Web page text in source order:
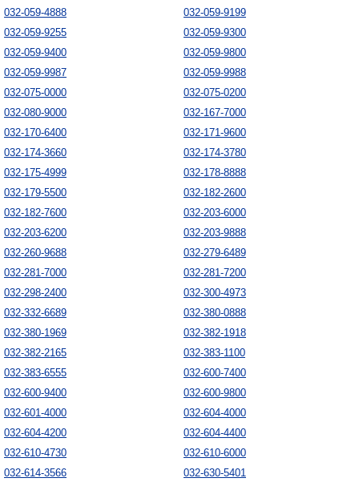
032-059-4888
032-059-9199
032-059-9255
032-059-9300
032-059-9400
032-059-9800
032-059-9987
032-059-9988
032-075-0000
032-075-0200
032-080-9000
032-167-7000
032-170-6400
032-171-9600
032-174-3660
032-174-3780
032-175-4999
032-178-8888
032-179-5500
032-182-2600
032-182-7600
032-203-6000
032-203-6200
032-203-9888
032-260-9688
032-279-6489
032-281-7000
032-281-7200
032-298-2400
032-300-4973
032-332-6689
032-380-0888
032-380-1969
032-382-1918
032-382-2165
032-383-1100
032-383-6555
032-600-7400
032-600-9400
032-600-9800
032-601-4000
032-604-4000
032-604-4200
032-604-4400
032-610-4730
032-610-6000
032-614-3566
032-630-5401